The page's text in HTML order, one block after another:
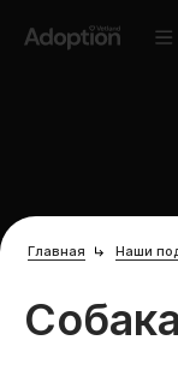
Главная Наши